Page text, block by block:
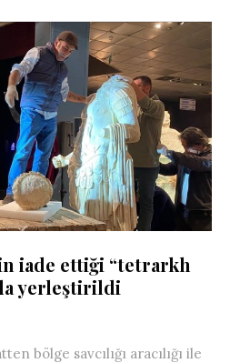
iade ettiği “tetrarkh
yerleştirildi
bölge savcılığı aracılığı ile